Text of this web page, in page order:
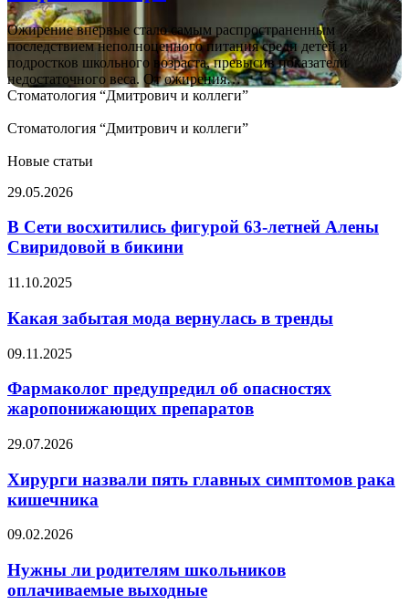
возраста
в
мире
Ожирение впервые стало самым распространенным
последствием неполноценного питания среди детей и
подростков школьного возраста, превысив показатели
недостаточного веса. От ожирения…
Стоматология “Дмитрович и коллеги”
Стоматология “Дмитрович и коллеги”
Новые статьи
В
восхитились
фигурой
63-
Алены
в
29.05.2026
В Сети восхитились фигурой 63-летней Алены
Свиридовой в бикини
Какая
мода
вернулась
в
тренды
11.10.2025
Какая забытая мода вернулась в тренды
Фармаколог
об
опасностях
жаропонижающих
09.11.2025
Фармаколог предупредил об опасностях
жаропонижающих препаратов
Хирурги
пять
главных
симптомов
кишечника
29.07.2026
Хирурги назвали пять главных симптомов рака
кишечника
Нужны
родителям
школьников
оплачиваемые
09.02.2026
Нужны ли родителям школьников
оплачиваемые выходные